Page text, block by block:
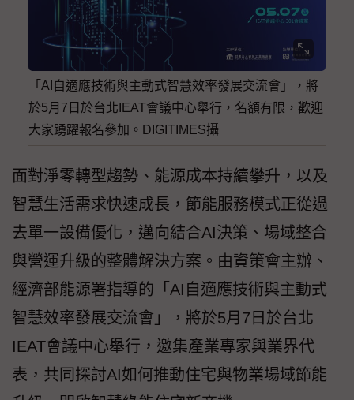
「AI自適應技術與主動式智慧效率發展交流會」，將
於5月7日於台北IEAT會議中心舉行，名額有限，歡迎
大家踴躍報名參加。DIGITIMES攝
面對淨零轉型趨勢、能源成本持續攀升，以及
智慧生活需求快速成長，節能服務模式正從過
去單一設備優化，邁向結合AI決策、場域整合
與營運升級的整體解決方案。由資策會主辦、
經濟部能源署指導的「AI自適應技術與主動式
智慧效率發展交流會」，將於5月7日於台北
IEAT會議中心舉行，邀集產業專家與業界代
表，共同探討AI如何推動住宅與物業場域節能